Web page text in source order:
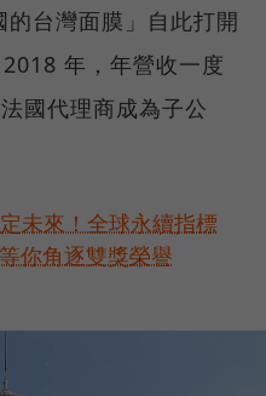
台灣面膜」自此打開
年，年營收一度
國代理商成為子公
未來！全球永續指標
你角逐雙獎榮譽